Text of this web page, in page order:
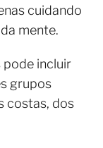
cuidando
mente.
incluir
grupos
costas, dos